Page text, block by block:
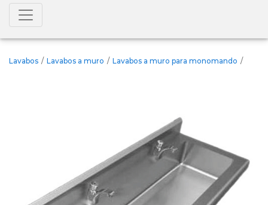
Lavabos / Lavabos a muro / Lavabos a muro para monomando /